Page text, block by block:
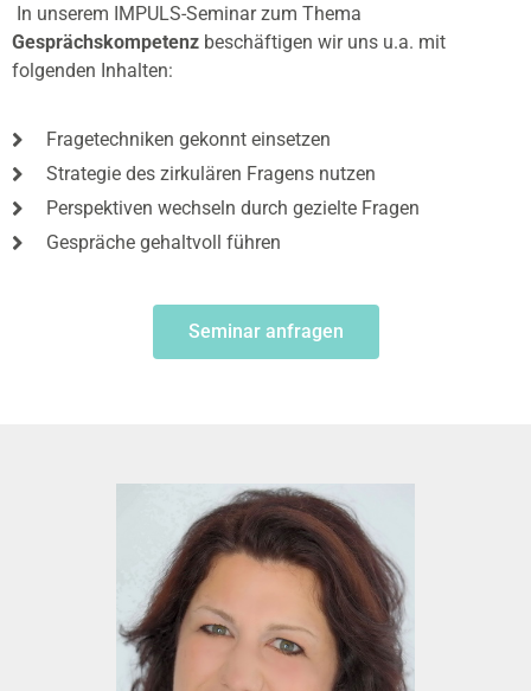
In unserem IMPULS-Seminar zum Thema
Gesprächskompetenz beschäftigen wir uns u.a. mit
folgenden Inhalten:
Fragetechniken gekonnt einsetzen
Strategie des zirkulären Fragens nutzen
Perspektiven wechseln durch gezielte Fragen
Gespräche gehaltvoll führen
Seminar anfragen